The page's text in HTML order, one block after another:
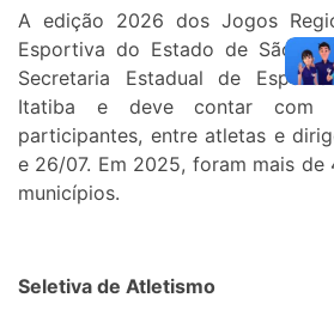
A edição 2026 dos Jogos
Esportiva do Estado de São
Secretaria Estadual de
Itatiba e deve contar com
participantes, entre atletas e
e 26/07. Em 2025, foram mais de
municípios.
Seletiva de Atletismo